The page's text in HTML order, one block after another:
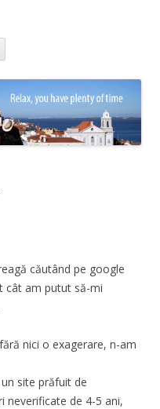
Skip
content
căutând pe google
cât am putut să-mi
nici o exagerare, n-am
site prăfuit de
neverificate de 4-5 ani,